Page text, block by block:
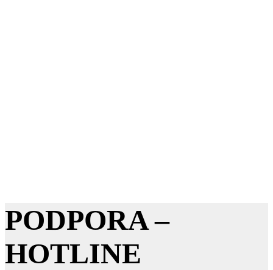
PODPORA –
HOTLINE